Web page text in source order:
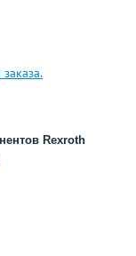
Rexroth